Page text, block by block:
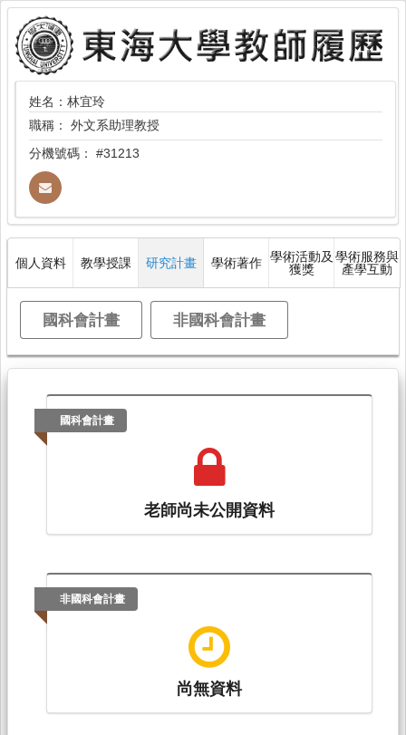
姓名：林宜玲
職稱： 外文系助理教授
分機號碼： #31213
個人資料 教學授課 研究計畫 學術著作 學術活動及
獲獎
學術服務與
產學互動
國科會計畫 非國科會計畫
國科會計畫
老師尚未公開資料
非國科會計畫
尚無資料